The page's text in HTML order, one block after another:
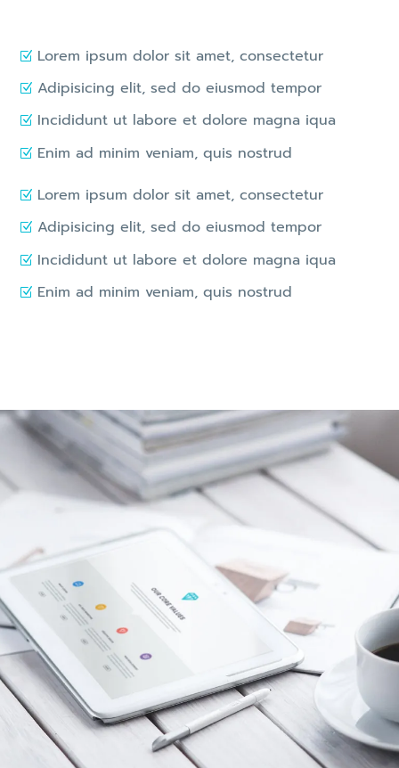
Lorem ipsum dolor sit amet, consectetur
Adipisicing elit, sed do eiusmod tempor
Incididunt ut labore et dolore magna iqua
Enim ad minim veniam, quis nostrud
Lorem ipsum dolor sit amet, consectetur
Adipisicing elit, sed do eiusmod tempor
Incididunt ut labore et dolore magna iqua
Enim ad minim veniam, quis nostrud